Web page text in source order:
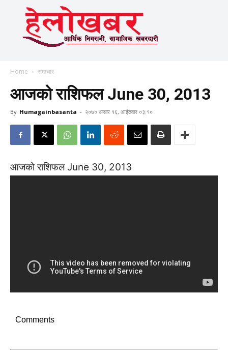
Home समाचार
आजको राशिफल June 30, 2013
By Humagainbasanta - २०७० असार १६, आईतवार ०३:१०
आजको राशिफल June 30, 2013
Comments